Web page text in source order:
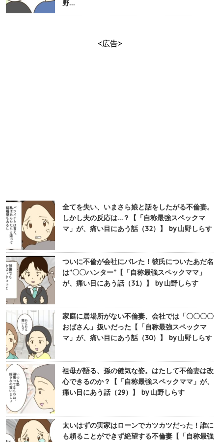
野…
<広告>
全てを失い、いまさら娘と話をしたがる不倫妻。
しかし夫の反応は…？【「自称最強スペックマ
マ」が、痛い目にあう話（32）】 by 山野しらす
ついに不倫が会社にバレた！彼氏についたあだ名
は”〇〇ハンター”【「自称最強スペックママ」
が、痛い目にあう話（31）】 by 山野しらす
家庭に居場所がない不倫妻、会社では「〇〇〇〇
おばさん」扱いだった【「自称最強スペックマ
マ」が、痛い目にあう話（30）】 by 山野しらす
祖母が語る、孫の健気な姿。はたして不倫妻は改
心できるのか？【「自称最強スペックママ」が、
痛い目にあう話（29）】 by 山野しらす
太いはずの実家はローンでカツカツだった！誰に
も頼ることができず絶望する不倫妻【「自称最強